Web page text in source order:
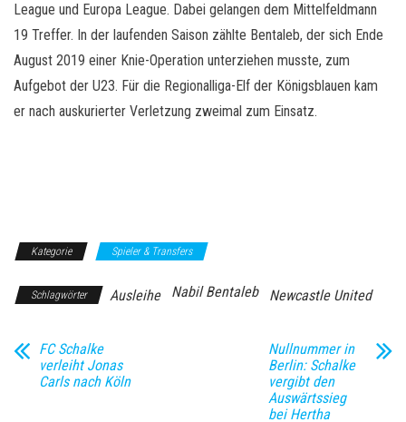
League und Europa League. Dabei gelangen dem Mittelfeldmann
19 Treffer. In der laufenden Saison zählte Bentaleb, der sich Ende
August 2019 einer Knie-Operation unterziehen musste, zum
Aufgebot der U23. Für die Regionalliga-Elf der Königsblauen kam
er nach auskurierter Verletzung zweimal zum Einsatz.
Kategorie Spieler & Transfers
Schlagwörter Ausleihe Nabil Bentaleb Newcastle United
FC Schalke
verleiht Jonas
Carls nach Köln
Nullnummer in
Berlin: Schalke
vergibt den
Auswärtssieg
bei Hertha